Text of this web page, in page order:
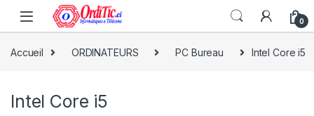
0
Accueil ORDINATEURS PC Bureau Intel Core i5
Intel Core i5